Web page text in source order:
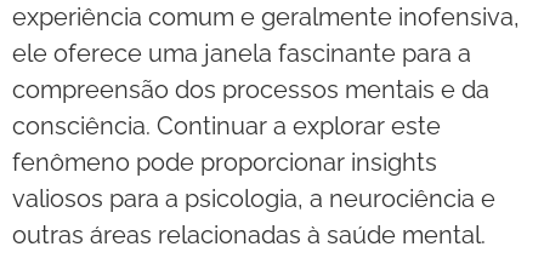
experiência comum e geralmente inofensiva,
ele oferece uma janela fascinante para a
compreensão dos processos mentais e da
consciência. Continuar a explorar este
fenômeno pode proporcionar insights
valiosos para a psicologia, a neurociência e
outras áreas relacionadas à saúde mental.